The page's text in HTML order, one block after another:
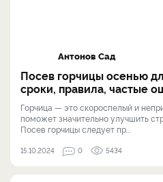
Антонов Сад
Посев горчицы осенью
сроки, правила, частые
Горчица — это скороспелый и
поможет значительно улучшить
Посев горчицы следует пр...
15.10.2024 0 5434